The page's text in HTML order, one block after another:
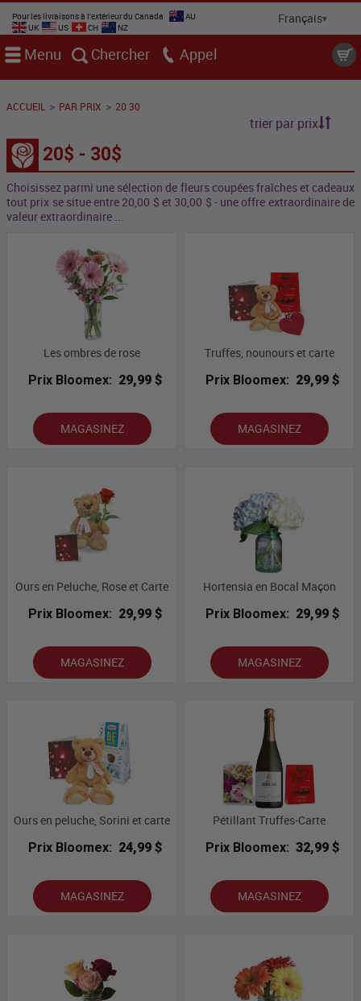
Pour les livraisons à l'extérieur du Canada
AU
UK
US CH NZ
Menu Chercher Appel
ACCUEIL > PAR PRIX > 20 30
trier par prix
20$ - 30$
Choisissez parmi une sélection de fleurs coupées fraîches et cadeaux
tout prix se situe entre 20,00 $ et 30,00 $ - une offre extraordinaire de
valeur extraordinaire ...
Les ombres de rose
Prix Bloomex: 29,99 $
MAGASINEZ
Truffes, nounours et carte
Prix Bloomex: 29,99 $
MAGASINEZ
Ours en Peluche, Rose et Carte
Prix Bloomex: 29,99 $
MAGASINEZ
Hortensia en Bocal Maçon
Prix Bloomex: 29,99 $
MAGASINEZ
Ours en peluche, Sorini et carte
Prix Bloomex: 24,99 $
MAGASINEZ
Pétillant Truffes-Carte
Prix Bloomex: 32,99 $
MAGASINEZ